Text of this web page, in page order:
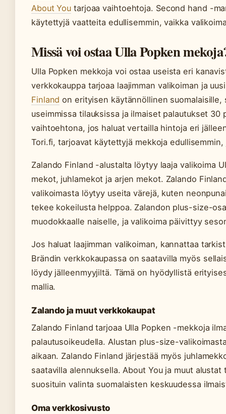
About You tarjoaa vaihtoehtoja. Second hand -
käytettyjä vaatteita edullisemmin, vaikka
Missä voi ostaa Ulla Popken
Ulla Popken mekkoja voi ostaa useista eri
verkkokauppa tarjoaa laajimman valikoiman ja
Finland on erityisen käytännöllinen suomalaisille,
useimmissa tilauksissa ja ilmaiset palautukset 30
vaihtoehtona, jos haluat vertailla hintoja eri
Tori.fi, tarjoavat käytettyjä mekkoja
Zalando Finland -alustalta löytyy laaja valikoima
mekot, juhlamekot ja arjen mekot. Zalando
valikoimasta löytyy useita värejä, kuten
tekee kokeilusta helppoa. Zalandon plus-size-
muodokkaalle naiselle, ja valikoima päivittyy
Jos haluat laajimman valikoiman, kannattaa
Brändin verkkokaupassa on saatavilla myös
löydy jälleenmyyjiltä. Tämä on hyödyllistä
mallia.
Zalando ja muut verkkokaupat
Zalando Finland tarjoaa Ulla Popken -mekkoja
palautusoikeudella. Alustan plus-size-
aikaan. Zalando Finland järjestää myös
saatavilla alennuksella. About You ja muut
suosituin valinta suomalaisten keskuudessa
Oma verkkosivusto